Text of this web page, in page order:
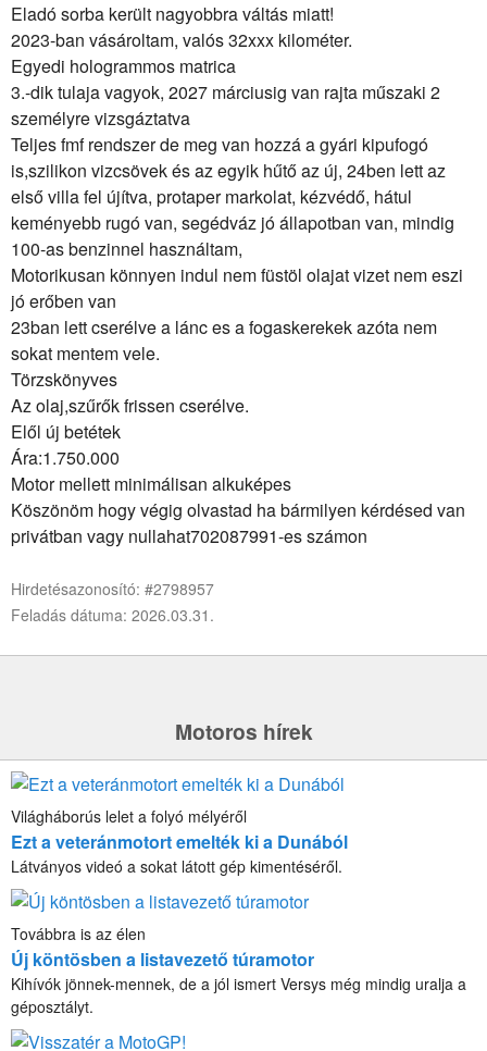
Eladó sorba került nagyobbra váltás miatt!
2023-ban vásároltam, valós 32xxx kilométer.
Egyedi hologrammos matrica
3.-dik tulaja vagyok, 2027 márciusig van rajta műszaki 2
személyre vizsgáztatva
Teljes fmf rendszer de meg van hozzá a gyári kipufogó
is,szilikon vizcsövek és az egyik hűtő az új, 24ben lett az
első villa fel újítva, protaper markolat, kézvédő, hátul
keményebb rugó van, segédváz jó állapotban van, mindig
100-as benzinnel használtam,
Motorikusan könnyen indul nem füstöl olajat vizet nem eszi
jó erőben van
23ban lett cserélve a lánc es a fogaskerekek azóta nem
sokat mentem vele.
Törzskönyves
Az olaj,szűrők frissen cserélve.
Elől új betétek
Ára:1.750.000
Motor mellett minimálisan alkuképes
Köszönöm hogy végig olvastad ha bármilyen kérdésed van
privátban vagy nullahat702087991-es számon
Hirdetésazonosító: #2798957
Feladás dátuma: 2026.03.31.
Motoros hírek
Világháborús lelet a folyó mélyéről
Ezt a veteránmotort emelték ki a Dunából
Látványos videó a sokat látott gép kimentéséről.
Továbbra is az élen
Új köntösben a listavezető túramotor
Kihívók jönnek-mennek, de a jól ismert Versys még mindig uralja a
géposztályt.